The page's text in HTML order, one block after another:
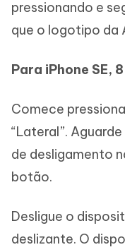
pressionando e
que o logotipo da
Para iPhone SE,
Comece
“Lateral”.
de desligamento
botão.
Desligue o
deslizante. O